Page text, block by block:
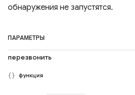
обнаружения не запустятся.
ПАРАМЕТРЫ
перезвонить
функция